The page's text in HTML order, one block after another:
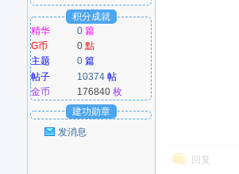
积分成就
精华
0 篇
G币
0點
主题
0 篇
帖子
10374 帖
金币
176840枚
建功勋章
发消息
回复